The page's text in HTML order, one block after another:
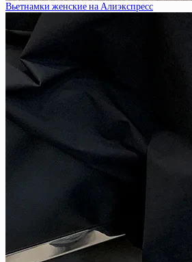
Вьетнамки женские на Алиэкспресс